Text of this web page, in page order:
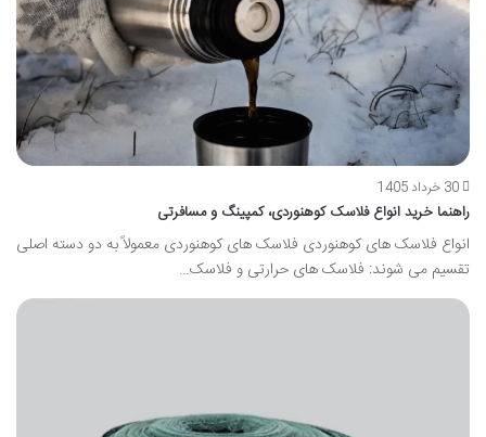
30 خرداد 1405
راهنما خرید انواع فلاسک کوهنوردی، کمپینگ و مسافرتی
انواع فلاسک های کوهنوردی فلاسک های کوهنوردی معمولاً به دو دسته اصلی
تقسیم می شوند: فلاسک های حرارتی و فلاسک…